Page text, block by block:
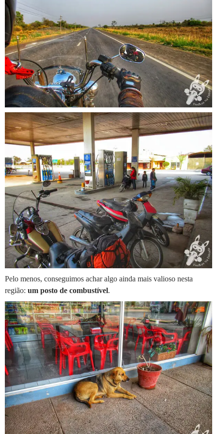
Pelo menos, conseguimos achar algo ainda mais valioso nesta
região: um posto de combustível.